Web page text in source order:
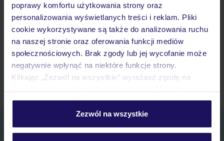
poprawy komfortu użytkowania strony oraz
personalizowania wyświetlanych treści i reklam. Pliki
cookie wykorzystywane są także do analizowania ruchu
na naszej stronie oraz oferowania funkcji mediów
społecznościowych. Brak zgody lub jej wycofanie może
negatywnie wpłynąć na niektóre funkcje strony.
Klikając „Zezwól na wszystkie” wyrażasz zgodę na
personalizować swój wybór wchodząc w zakładkę
Szczegółowe informacje o plikach cookie znajdziesz
Zezwól na wszystkie
Pobierz bezpłatną aplikację TUI
Szybkie wyszukiwanie i przeglądanie ofert
Lista ulubionych ofert i możliwość ich udostępniania
Historia wyszukiwań i ostatnio oglądanych ofert
Kontakt z TUI i wszystkie informacje o Twojej rezerwacji w
myTUI
Zapisz się do newslettera